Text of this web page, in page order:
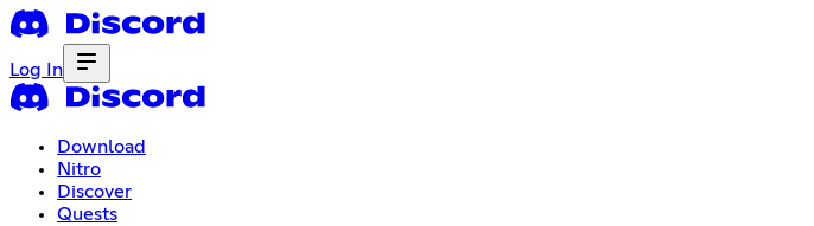
Log In
Download
Nitro
Discover
Quests